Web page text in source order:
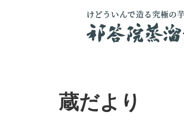
蔵だより